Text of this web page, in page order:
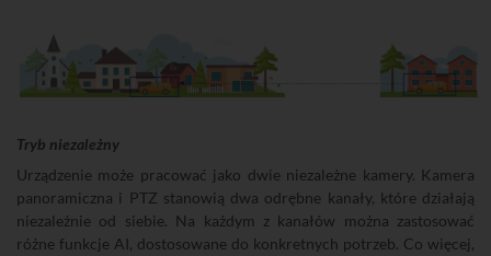
Tryb niezależny
Urządzenie może pracować jako dwie niezależne kamery. Kamera
panoramiczna i PTZ stanowią dwa odrębne kanały, które działają
niezależnie od siebie. Na każdym z kanałów można zastosować
różne funkcje AI, dostosowane do konkretnych potrzeb. Co więcej,